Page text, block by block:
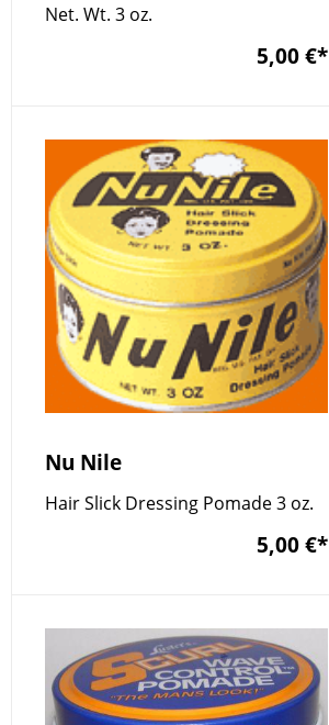
Net. Wt. 3 oz.
5,00 €*
Nu Nile
Hair Slick Dressing Pomade 3 oz.
5,00 €*